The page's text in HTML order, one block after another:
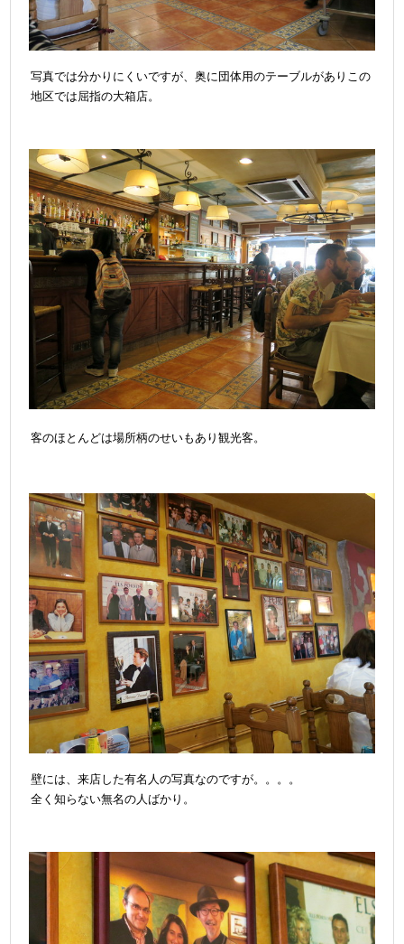
写真では分かりにくいですが、奥に団体用のテーブルがありこの
地区では屈指の大箱店。
客のほとんどは場所柄のせいもあり観光客。
壁には、来店した有名人の写真なのですが。。。。
全く知らない無名の人ばかり。